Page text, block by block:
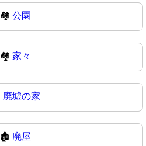
🏘️ 公園
🏘 家々
廃墟の家
🏚 廃屋